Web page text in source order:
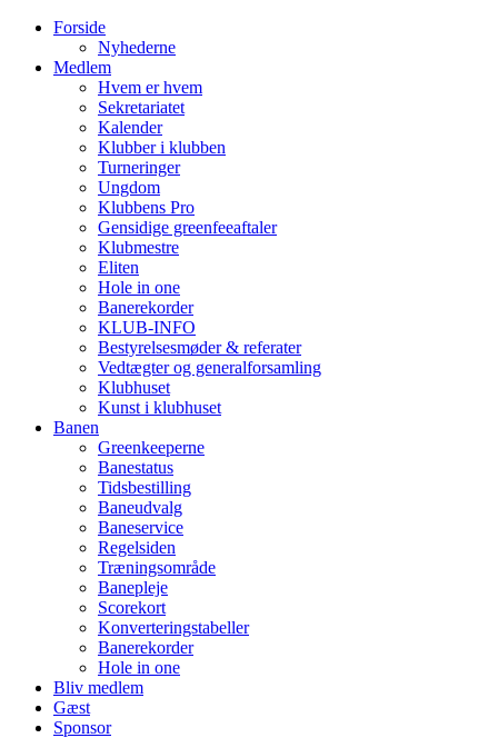
Forside
Nyhederne
Medlem
Hvem er hvem
Sekretariatet
Kalender
Klubber i klubben
Turneringer
Ungdom
Klubbens Pro
Gensidige greenfeeaftaler
Klubmestre
Eliten
Hole in one
Banerekorder
KLUB-INFO
Bestyrelsesmøder & referater
Vedtægter og generalforsamling
Klubhuset
Kunst i klubhuset
Banen
Greenkeeperne
Banestatus
Tidsbestilling
Baneudvalg
Baneservice
Regelsiden
Træningsområde
Banepleje
Scorekort
Konverteringstabeller
Banerekorder
Hole in one
Bliv medlem
Gæst
Sponsor